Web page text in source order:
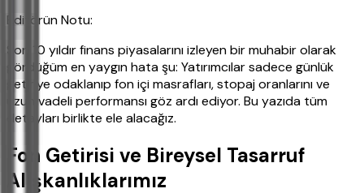
Editörün Notu:
Son 10 yıldır finans piyasalarını izleyen bir muhabir olarak
gördüğüm en yaygın hata şu: Yatırımcılar sadece günlük
getiriye odaklanıp fon içi masrafları, stopaj oranlarını ve
uzun vadeli performansı göz ardı ediyor. Bu yazıda tüm
detayları birlikte ele alacağız.
Fon Getirisi ve Bireysel Tasarruf
Alışkanlıklarımız